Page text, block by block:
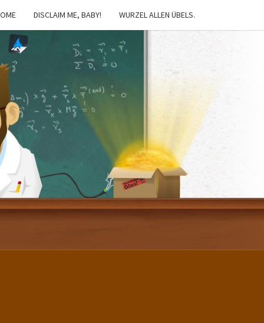
DISCLAIM ME, BABY! WURZEL ALLEN ÜBELS.